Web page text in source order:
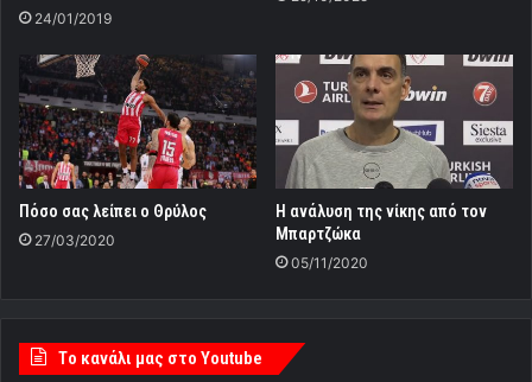
24/01/2019
Πόσο σας λείπει ο Θρύλος
27/03/2020
Η ανάλυση της νίκης από τον
Μπαρτζώκα
05/11/2020
Tο κανάλι μας στο Youtube